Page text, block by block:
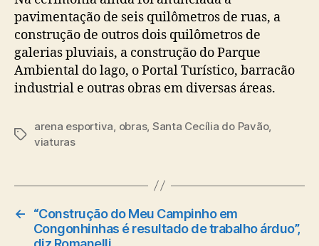
pavimentação de seis quilômetros de ruas, a
construção de outros dois quilômetros de
galerias pluviais, a construção do Parque
Ambiental do lago, o Portal Turístico, barracão
industrial e outras obras em diversas áreas.
Tags
arena esportiva, obras, Santa Cecília do Pavão,
viaturas
←
“Construção do Meu Campinho em
Congonhinhas é resultado de trabalho árduo”,